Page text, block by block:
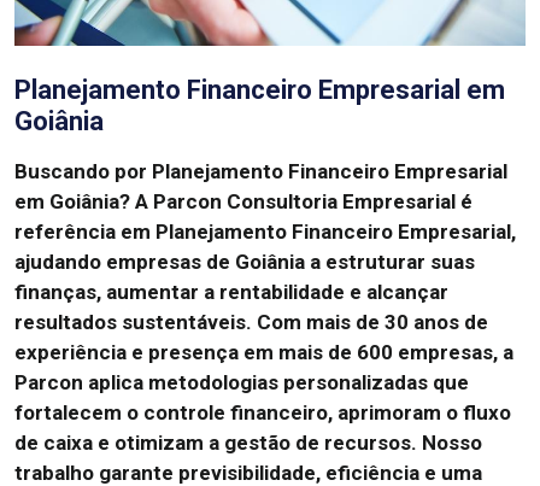
Planejamento Financeiro Empresarial em
Goiânia
Buscando por Planejamento Financeiro Empresarial
em Goiânia? A Parcon Consultoria Empresarial é
referência em Planejamento Financeiro Empresarial,
ajudando empresas de Goiânia a estruturar suas
finanças, aumentar a rentabilidade e alcançar
resultados sustentáveis. Com mais de 30 anos de
experiência e presença em mais de 600 empresas, a
Parcon aplica metodologias personalizadas que
fortalecem o controle financeiro, aprimoram o fluxo
de caixa e otimizam a gestão de recursos. Nosso
trabalho garante previsibilidade, eficiência e uma